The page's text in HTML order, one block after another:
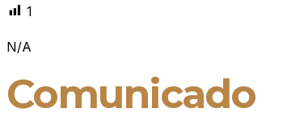
1
N/A
Comunicado